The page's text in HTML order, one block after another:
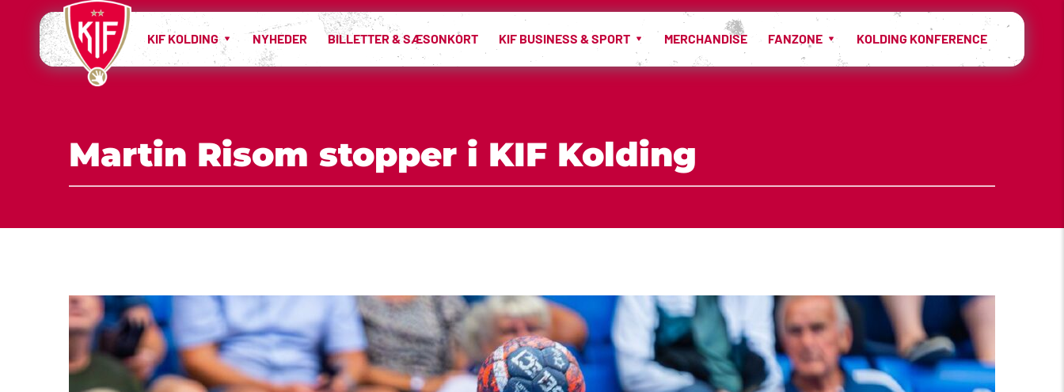
KIF KOLDING NYHEDER BILLETTER & SÆSONKORT KIF BUSINESS & SPORT MERCHANDISE FANZONE KOLDING KONFERENCE
Martin Risom stopper i KIF Kolding